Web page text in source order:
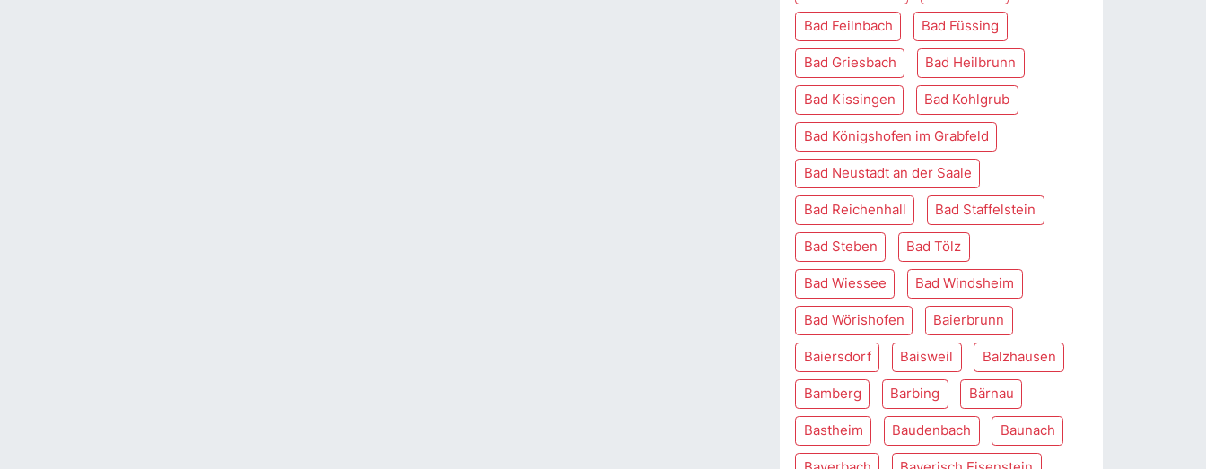
Bad Feilnbach Bad Füssing
Bad Griesbach Bad Heilbrunn
Bad Kissingen Bad Kohlgrub
Bad Königshofen im Grabfeld
Bad Neustadt an der Saale
Bad Reichenhall Bad Staffelstein
Bad Steben Bad Tölz
Bad Wiessee Bad Windsheim
Bad Wörishofen Baierbrunn
Baiersdorf Baisweil Balzhausen
Bamberg Barbing Bärnau
Bastheim Baudenbach Baunach